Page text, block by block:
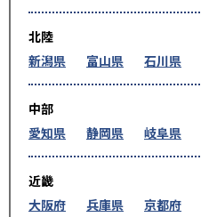
北陸
新潟県
富山県 石川県
中部
愛知県
静岡県 岐阜県
近畿
大阪府
兵庫県 京都府